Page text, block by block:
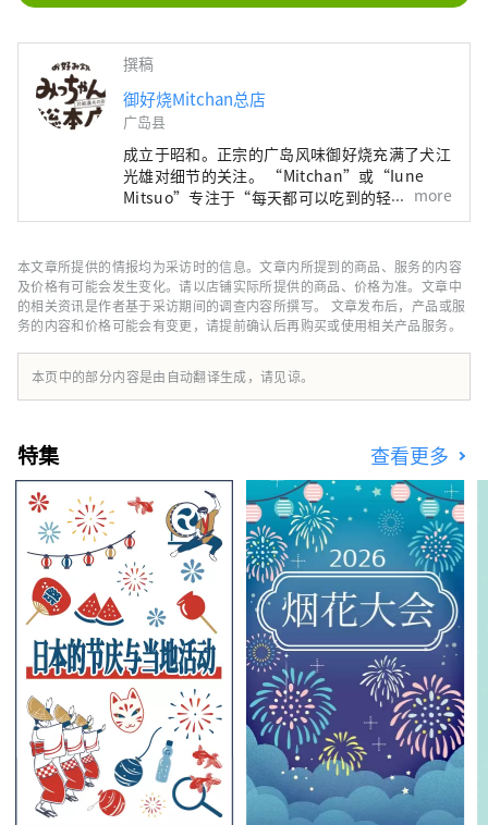
撰稿
御好烧Mitchan总店
广岛县
成立于昭和。正宗的广岛风味御好烧充满了犬江
光雄对细节的关注。 “Mitchan”或“Iune
Mitsuo”专注于“每天都可以吃到的轻盈且永
恒的御好烧”。 在不改变传统风格的前提下，
more
本文章所提供的情报均为采访时的信息。文章内所提到的商品、服务的内容
及价格有可能会发生变化。请以店铺实际所提供的商品、价格为准。文章中
的相关资讯是作者基于采访期间的调查内容所撰写。 文章发布后，产品或服
务的内容和价格可能会有变更，请提前确认后再购买或使用相关产品服务。
本页中的部分内容是由自动翻译生成，请见谅。
特集 查看更多